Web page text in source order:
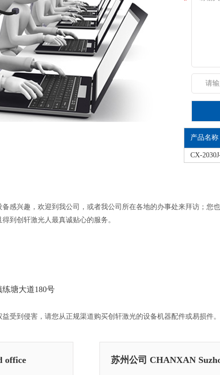
产品名称
CX-
感兴趣，欢迎到我公司，或者我公司所在各地的办事处来拜访；
到创轩激光人最真诚贴心的服务。
塘大道180号
受到侵害，请您从正规渠道购买创轩激光的设备机器配件或易损件。
office 苏州公司 CHANXAN